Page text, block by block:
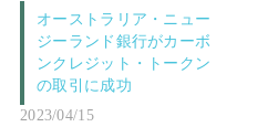
オーストラリア・ニュー
ジーランド銀行がカーボ
ンクレジット・トークン
の取引に成功
2023/04/15